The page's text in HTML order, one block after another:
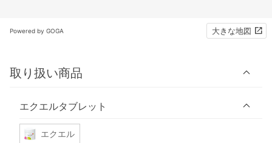
Powered by GOGA 大きな地図
取り扱い商品
エクエルタブレット
エクエル